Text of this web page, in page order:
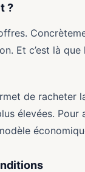
?
Et c’est là
de racheter
élevées.